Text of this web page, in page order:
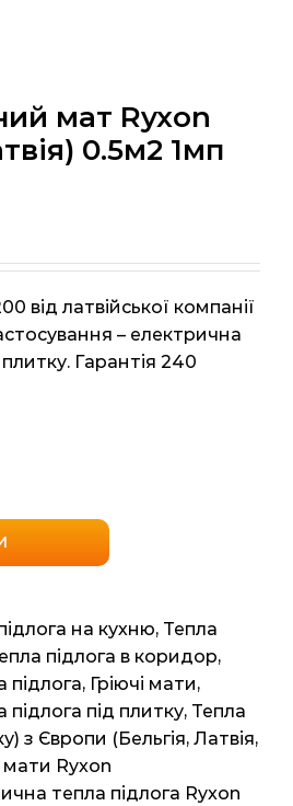
мат Ryxon
0.5м2 1мп
від латвійської компанії
– електрична
Гарантія 240
на кухню, Тепла
підлога в коридор,
підлога, Гріючі мати,
під плитку, Тепла
з Європи (Бельгія, Латвія,
мати Ryxon
тепла підлога Ryxon